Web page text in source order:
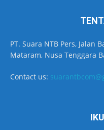
PT. Suara NTB Pers, Jalan
Mataram, Nusa Tenggara
Contact us: